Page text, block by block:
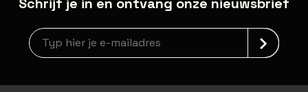
Nieuwsbrief aanmelding